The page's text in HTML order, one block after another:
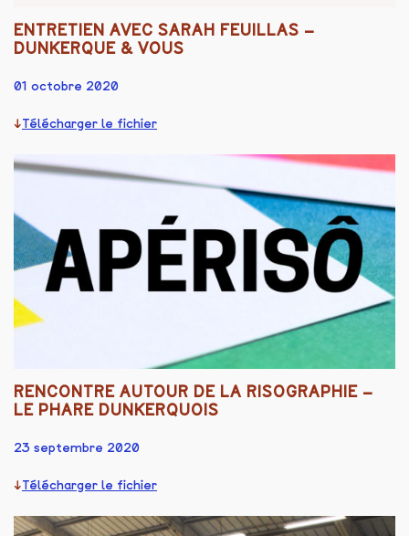
ENTRETIEN AVEC SARAH FEUILLAS –
DUNKERQUE & VOUS
01 octobre 2020
Télécharger le fichier
RENCONTRE AUTOUR DE LA RISOGRAPHIE –
LE PHARE DUNKERQUOIS
23 septembre 2020
Télécharger le fichier